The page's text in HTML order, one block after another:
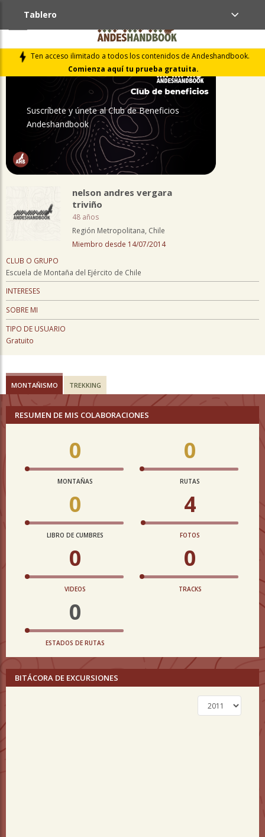
Ten acceso ilimitado a todos los contenidos de Andeshandbook.
Comienza aquí tu prueba gratuita.
Tablero
Suscríbete y únete al Club de Beneficios
Andeshandbook
nelson andres vergara
triviño
48 años
Región Metropolitana, Chile
Miembro desde 14/07/2014
CLUB O GRUPO
Escuela de Montaña del Ejército de Chile
INTERESES
SOBRE MI
TIPO DE USUARIO
Gratuito
MONTAÑISMO TREKKING
RESUMEN DE MIS COLABORACIONES
0
MONTAÑAS
0
RUTAS
0
LIBRO DE CUMBRES
4
FOTOS
0
VIDEOS
0
TRACKS
0
ESTADOS DE RUTAS
BITÁCORA DE EXCURSIONES